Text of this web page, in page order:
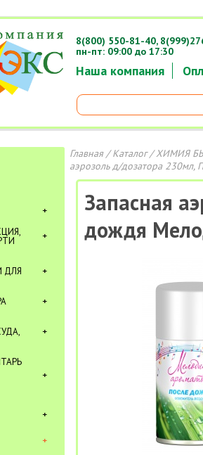
Наша компания
8(800) 550-81-40,
пн-пт: 09:00 до 17:30
ДЛЯ
Главная/Каталог/ХИМИЯ
аэрозоль д/дозатора
Запасная
дождя